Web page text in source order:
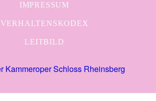
IMPRESSUM
VERHALTENSKODEX
LEITBILD